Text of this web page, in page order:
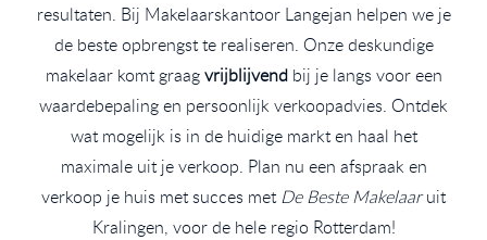
resultaten. Bij Makelaarskantoor Langejan helpen we je
de beste opbrengst te realiseren. Onze deskundige
makelaar komt graagvrijblijvendbij je langs voor een
waardebepaling en persoonlijk verkoopadvies. Ontdek
wat mogelijk is in de huidige markt en haal het
maximale uit je verkoop. Plan nu een afspraak en
verkoop je huis met succes metDe Beste Makelaaruit
Kralingen, voor de hele regio Rotterdam!